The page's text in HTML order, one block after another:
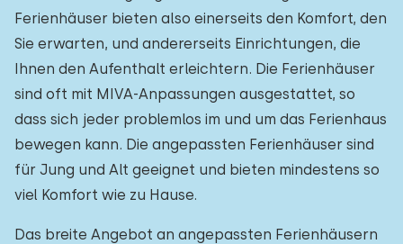
Ferienhäuser bieten also einerseits den Komfort, den
Sie erwarten, und andererseits Einrichtungen, die
Ihnen den Aufenthalt erleichtern. Die Ferienhäuser
sind oft mit MIVA-Anpassungen ausgestattet, so
dass sich jeder problemlos im und um das Ferienhaus
bewegen kann. Die angepassten Ferienhäuser sind
für Jung und Alt geeignet und bieten mindestens so
viel Komfort wie zu Hause.
Das breite Angebot an angepassten Ferienhäusern